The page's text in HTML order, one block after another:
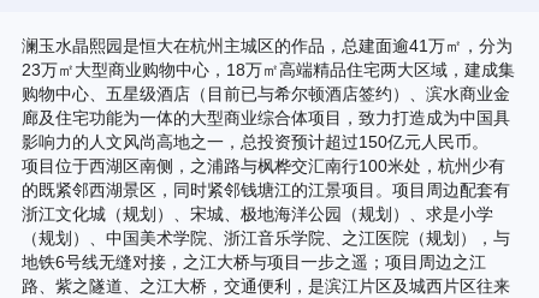
澜玉水晶熙园是恒大在杭州主城区的作品，总建面逾41万㎡，分为
23万㎡大型商业购物中心，18万㎡高端精品住宅两大区域，建成集
购物中心、五星级酒店（目前已与希尔顿酒店签约）、滨水商业金
廊及住宅功能为一体的大型商业综合体项目，致力打造成为中国具
影响力的人文风尚高地之一，总投资预计超过150亿元人民币。
项目位于西湖区南侧，之浦路与枫桦交汇南行100米处，杭州少有
的既紧邻西湖景区，同时紧邻钱塘江的江景项目。项目周边配套有
浙江文化城（规划）、宋城、极地海洋公园（规划）、求是小学
（规划）、中国美术学院、浙江音乐学院、之江医院（规划），与
地铁6号线无缝对接，之江大桥与项目一步之遥；项目周边之江
路、紫之隧道、之江大桥，交通便利，是滨江片区及城西片区往来